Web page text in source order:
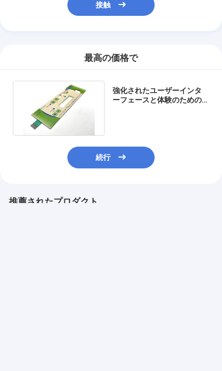
接触
最高の価格で
強化されたユーザーインタ
ーフェースと体験のための
続行
推薦されたプロダクト